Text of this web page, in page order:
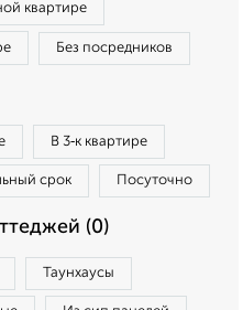
квартире
Без посредников
В 3‑к квартире
срок Посуточно
(0)
Таунхаусы